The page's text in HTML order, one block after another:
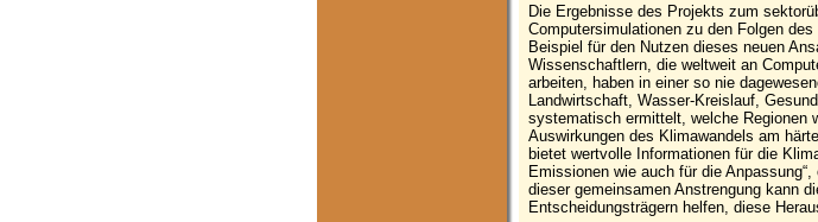
Die Ergebnisse des Projekts zum
Computersimulationen zu den Folgen
Beispiel für den Nutzen dieses neuen
Wissenschaftlern, die weltweit an
arbeiten, haben in einer so nie
Landwirtschaft, Wasser-Kreislauf,
systematisch ermittelt, welche Regionen
Auswirkungen des Klimawandels am
bietet wertvolle Informationen für die
Emissionen wie auch für die
dieser gemeinsamen Anstrengung kann
Entscheidungsträgern helfen, diese